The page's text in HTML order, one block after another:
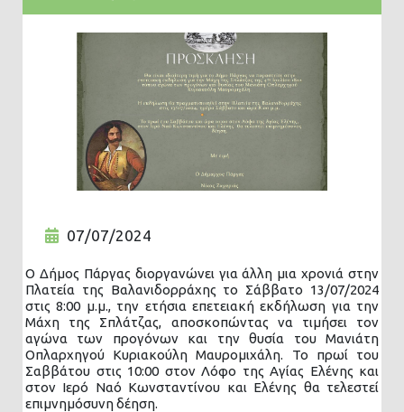
07/07/2024
Ο Δήμος Πάργας διοργανώνει για άλλη μια χρονιά στην
Πλατεία της Βαλανιδορράχης το Σάββατο 13/07/2024
στις 8:00 μ.μ., την ετήσια επετειακή εκδήλωση για την
Μάχη της Σπλάτζας, αποσκοπώντας να τιμήσει τον
αγώνα των προγόνων και την θυσία του Μανιάτη
Οπλαρχηγού Κυριακούλη Μαυρομιχάλη. Το πρωί του
Σαββάτου στις 10:00 στον Λόφο της Αγίας Ελένης και
στον Ιερό Ναό Κωνσταντίνου και Ελένης θα τελεστεί
επιμνημόσυνη δέηση.